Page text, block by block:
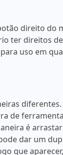
direito do
ter direitos
uso em
de
é
dar um
que